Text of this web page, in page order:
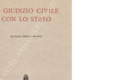
SCHLIESSEN